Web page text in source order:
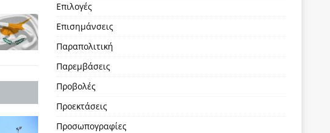
Επιλογές
Επισημάνσεις
Παραπολιτική
Παρεμβάσεις
Προβολές
Προεκτάσεις
Προσωπογραφίες